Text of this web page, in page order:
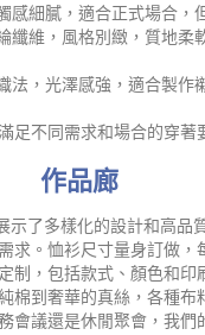
感細膩，適合正式場合，
纖維，風格別緻，質地柔
法，光澤感強，適合製作
足不同需求和場合的穿著
作品廊
示了多樣化的設計和高品
求。恤衫尺寸量身訂做，
制，包括款式、顏色和印
棉到奢華的真絲，各種布
會議還是休閒聚會，我們